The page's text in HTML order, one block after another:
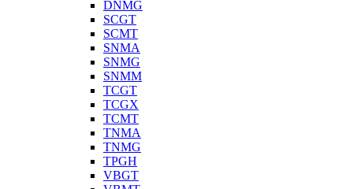
DNMG
SCGT
SCMT
SNMA
SNMG
SNMM
TCGT
TCGX
TCMT
TNMA
TNMG
TPGH
VBGT